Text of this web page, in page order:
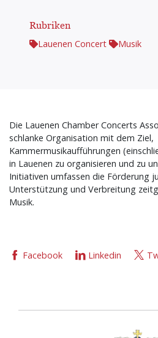
Rubriken
Lauenen Concert Musik
Die Lauenen Chamber Concerts
schlanke Organisation mit dem Ziel,
Kammermusikaufführungen
in Lauenen zu organisieren und zu
Initiativen umfassen die Förderung
Unterstützung und Verbreitung
Musik.
Facebook Linkedin